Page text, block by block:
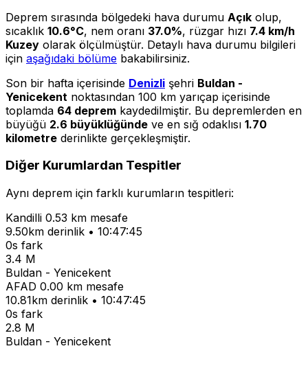
Deprem sırasında bölgedeki hava durumu Açık olup,
sıcaklık 10.6°C, nem oranı 37.0%, rüzgar hızı 7.4 km/h
Kuzey olarak ölçülmüştür. Detaylı hava durumu bilgileri
için aşağıdaki bölüme bakabilirsiniz.
Son bir hafta içerisinde Denizli şehri Buldan -
Yenicekent noktasından 100 km yarıçap içerisinde
toplamda 64 deprem kaydedilmiştir. Bu depremlerden en
büyüğü 2.6 büyüklüğünde ve en sığ odaklısı 1.70
kilometre derinlikte gerçekleşmiştir.
Diğer Kurumlardan Tespitler
Aynı deprem için farklı kurumların tespitleri:
Kandilli 0.53 km mesafe
9.50km derinlik • 10:47:45
0s fark
3.4 M
Buldan - Yenicekent
AFAD 0.00 km mesafe
10.81km derinlik • 10:47:45
0s fark
2.8 M
Buldan - Yenicekent